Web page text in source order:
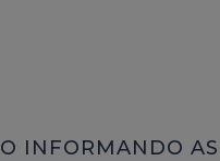
INFORMANDO